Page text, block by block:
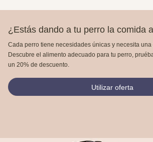
¿Estás dando a tu perro la comida
Cada perro tiene necesidades únicas y necesita una
Descubre el alimento adecuado para tu perro,
un 20% de descuento.
Utilizar oferta